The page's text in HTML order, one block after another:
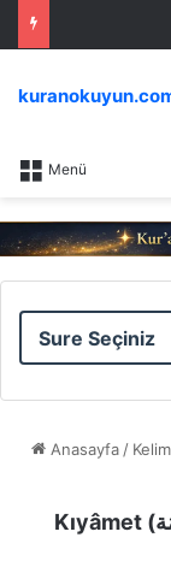
Menü
Sure
Ayet
Anasayfa /